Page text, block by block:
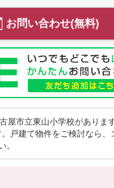
お問い合わせ(無料)
屋市立東山小学校がありま
戸建て物件をご検討なら、
。